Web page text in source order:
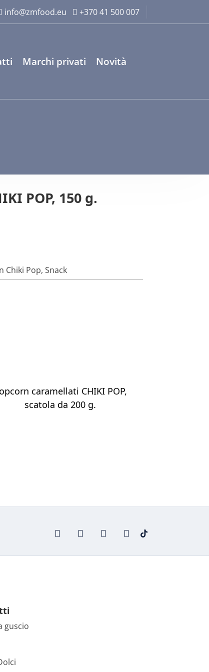
info@zmfood.eu +370 41 500 007
Marchi privati Novità
POP, 150 g.
Chiki Pop,Snack
caramellati CHIKI POP,
scatola da 200 g.
guscio